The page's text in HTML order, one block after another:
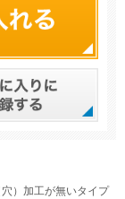
）加工が無いタイプ